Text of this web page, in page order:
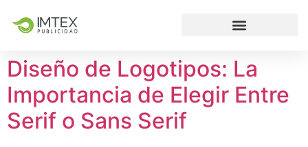
Diseño de Logotipos: La
Importancia de Elegir Entre
Serif o Sans Serif